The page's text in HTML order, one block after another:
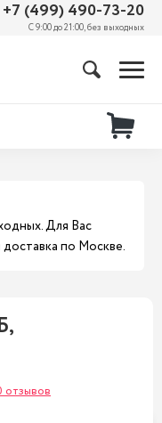
+7 (499) 490-73-20
С 9:00 до 21:00, без выходных
Для Вас
по Москве.
отзывов